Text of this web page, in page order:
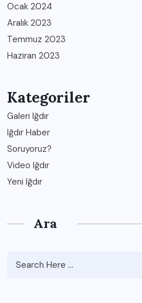
Ocak 2024
Aralık 2023
Temmuz 2023
Haziran 2023
Kategoriler
Galeri Iğdır
Iğdır Haber
Soruyoruz?
Video Iğdır
Yeni Iğdır
Ara